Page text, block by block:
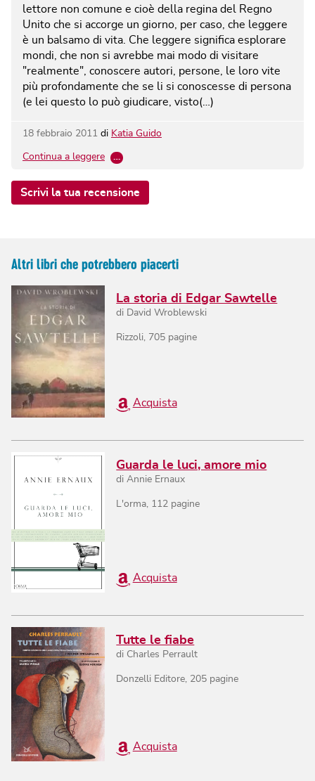
lettore non comune e cioè della regina del Regno
Unito che si accorge un giorno, per caso, che leggere
è un balsamo di vita. Che leggere significa esplorare
mondi, che non si avrebbe mai modo di visitare
"realmente", conoscere autori, persone, le loro vite
più profondamente che se li si conoscesse di persona
(e lei questo lo può giudicare, visto(…)
18 febbraio 2011 di Katia Guido
Continua a leggere …
Scrivi la tua recensione
Altri libri che potrebbero piacerti
La storia di Edgar Sawtelle
di David Wroblewski
Rizzoli, 705 pagine
Acquista
Guarda le luci, amore mio
diAnnie Ernaux
L'orma, 112 pagine
Acquista
Tutte le fiabe
di Charles Perrault
Donzelli Editore 205 pagine
Acquista